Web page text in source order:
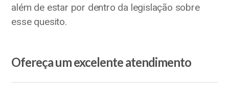
além de estar por dentro da legislação sobre
esse quesito.
Ofereça um excelente atendimento